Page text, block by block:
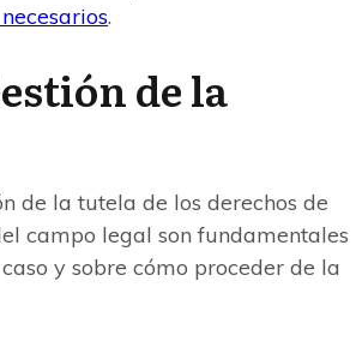
.
de la
de la tutela de los derechos de
campo legal son fundamentales
y sobre cómo proceder de la